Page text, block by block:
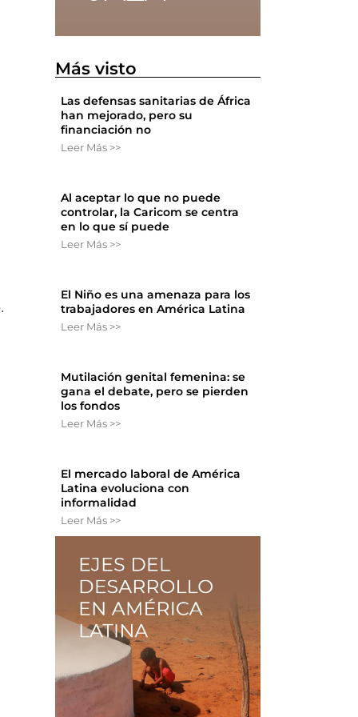
Más visto
Las defensas sanitarias de África
han mejorado, pero su
financiación no
Leer Más >>
Al aceptar lo que no puede
controlar, la Caricom se centra
en lo que sí puede
Leer Más >>
El Niño es una amenaza para los
trabajadores en América Latina
Leer Más >>
Mutilación genital femenina: se
gana el debate, pero se pierden
los fondos
Leer Más >>
El mercado laboral de América
Latina evoluciona con
informalidad
Leer Más >>